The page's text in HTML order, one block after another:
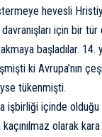
hevesli
için bir
başladılar. 14.
ki Avrupa’nın
tükenmişti.
işbirliği içinde olduğu
olarak